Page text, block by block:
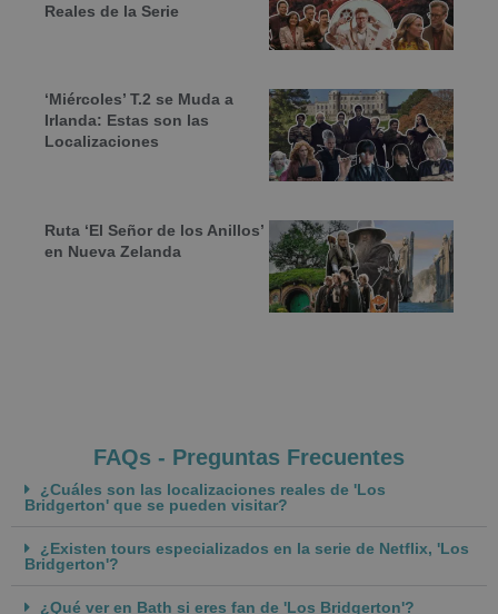
Reales de la Serie
‘Miércoles’ T.2 se Muda a
Irlanda: Estas son las
Localizaciones
Ruta ‘El Señor de los Anillos’
en Nueva Zelanda
FAQs - Preguntas Frecuentes
¿Cuáles son las localizaciones reales de 'Los
Bridgerton' que se pueden visitar?
¿Existen tours especializados en la serie de Netflix, 'Los
Bridgerton'?
¿Qué ver en Bath si eres fan de 'Los Bridgerton'?